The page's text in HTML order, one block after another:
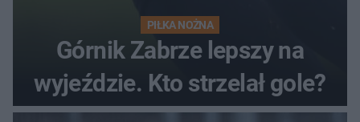
PIŁKA NOŻNA
Górnik Zabrze lepszy na
wyjeździe. Kto strzelał gole?